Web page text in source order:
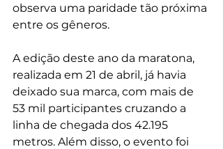
observa uma paridade tão próxima
entre os gêneros.
A edição deste ano da maratona,
realizada em 21 de abril, já havia
deixado sua marca, com mais de
53 mil participantes cruzando a
linha de chegada dos 42.195
metros. Além disso, o evento foi